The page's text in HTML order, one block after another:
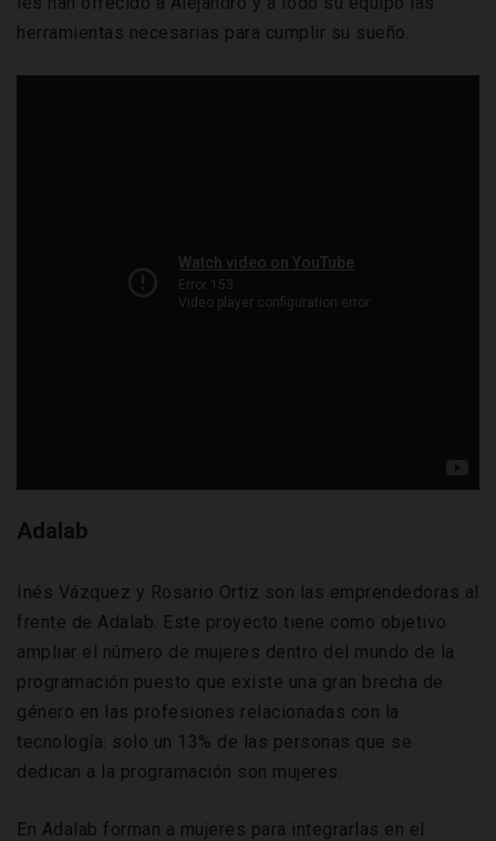
herramientas necesarias para cumplir su sueño.
Adalab
Inés Vázquez y Rosario Ortiz son las emprendedoras al
frente de Adalab. Este proyecto tiene como objetivo
ampliar el número de mujeres dentro del mundo de la
programación puesto que existe una gran brecha de
género en las profesiones relacionadas con la
tecnología: solo un 13% de las personas que se
dedican a la programación son mujeres.
En Adalab forman a mujeres para integrarlas en el